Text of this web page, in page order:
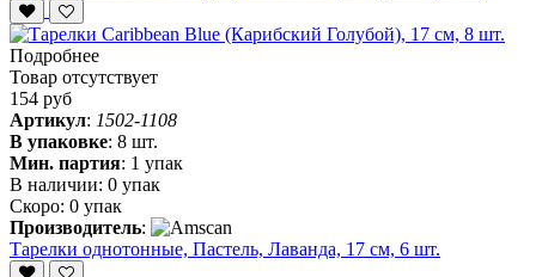
Подробнее
Товар отсутствует
154 руб
Артикул: 1502-1108
В упаковке: 8 шт.
Мин. партия: 1 упак
В наличии: 0 упак
Скоро: 0 упак
Производитель:
Тарелки однотонные, Пастель, Лаванда, 17 см, 6 шт.